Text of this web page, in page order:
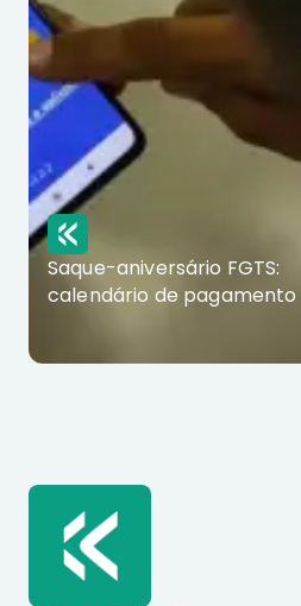
Saque-aniversário FGTS:
calendário de pagamento